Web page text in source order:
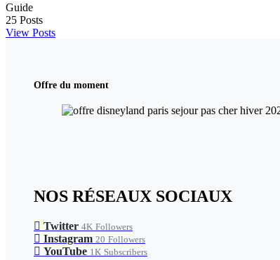
Guide
25 Posts
View Posts
Offre du moment
NOS RÉSEAUX SOCIAUX
Twitter 4K Followers
Instagram 20 Followers
YouTube 1K Subscribers